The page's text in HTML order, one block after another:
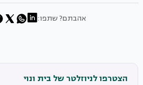
אהבתם? שתפו:
הצטרפו לניוזלטר של בית ונוי